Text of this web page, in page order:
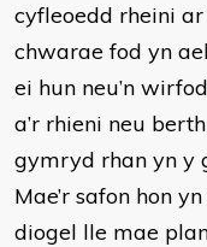
cyfleoedd rheini
chwarae fod yn
ei hun neu’n
a’r rhieni neu
gymryd rhan yn y
Mae’r safon hon
diogel lle mae